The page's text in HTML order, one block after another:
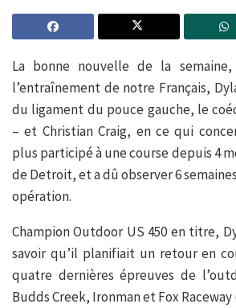
La bonne nouvelle de la
l’entraînement de notre Français,
du ligament du pouce gauche, le
– et Christian Craig, en ce qui
plus participé à une course depuis 4
de Detroit, et a dû observer 6
opération.
Champion Outdoor US 450 en titre,
savoir qu’il planifiait un retour en
quatre dernières épreuves de
Budds Creek, Ironman et Fox